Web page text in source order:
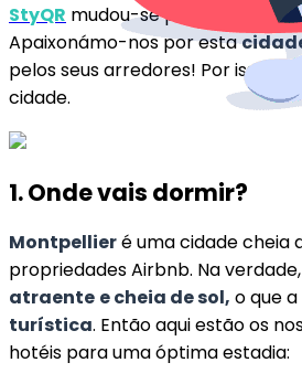
StyQR mudou-se para
Apaixonámo-nos por esta
pelos seus arredores! Por isso,
cidade.
1. Onde vais dormir?
Montpellieré uma cidade cheia
propriedades Airbnb. Na
atraente e cheia de sol, o que
turística. Então aqui estão os
hotéis para uma óptima estadia: